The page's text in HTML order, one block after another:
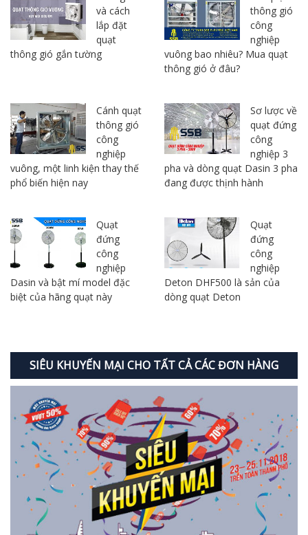
và cách
lắp đặt
quạt
thông gió gắn tường
thông gió
công
nghiệp
vuông bao nhiêu? Mua quạt
thông gió ở đâu?
Cánh quạt
thông gió
công
nghiệp
vuông, một linh kiện thay thế
phổ biến hiện nay
Sơ lược về
quạt đứng
công
nghiệp 3
pha và dòng quạt Dasin 3 pha
đang được thịnh hành
Quạt
đứng
công
nghiệp
Dasin và bật mí model đặc
biệt của hãng quạt này
Quạt
đứng
công
nghiệp
Deton DHF500 là sản của
dòng quạt Deton
SIÊU KHUYẾN MẠI CHO TẤT CẢ CÁC ĐƠN HÀNG